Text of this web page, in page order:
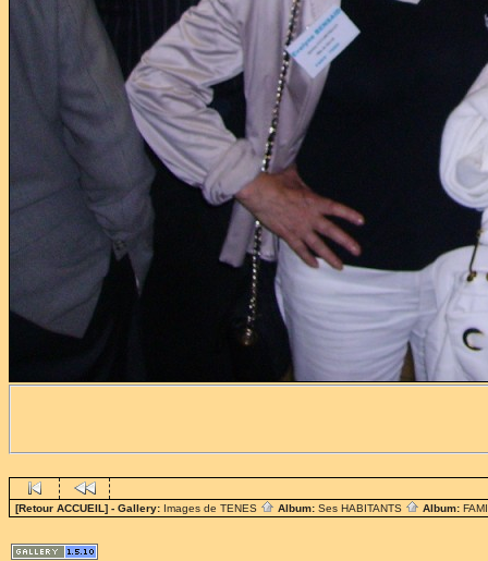
[Retour ACCUEIL] - Gallery: Images de TENES Album: Ses HABITANTS Album: